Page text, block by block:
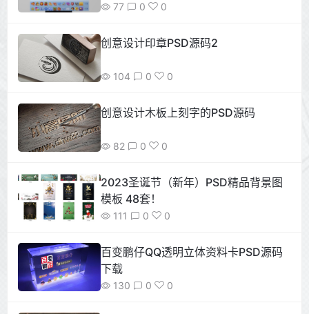
77 0 0
创意设计印章PSD源码2
104 0 0
创意设计木板上刻字的PSD源码
82 0 0
2023圣诞节（新年）PSD精品背景图
模板 48套！
111 0 0
百变鹏仔QQ透明立体资料卡PSD源码
下载
130 0 0